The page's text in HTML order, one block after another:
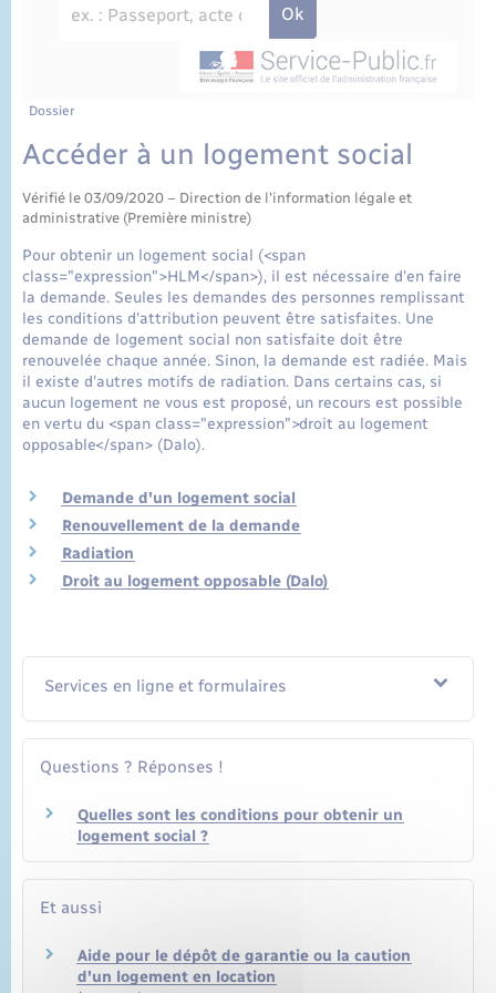
État civil
Cimetière communal
Dossier
Accéder à un logement social
Vérifié le 03/09/2020 – Direction de l'information légale et
administrative (Première ministre)
Pour obtenir un logement social (<span
class="expression">HLM</span>), il est nécessaire d'en faire
la demande. Seules les demandes des personnes remplissant
les conditions d'attribution peuvent être satisfaites. Une
demande de logement social non satisfaite doit être
renouvelée chaque année. Sinon, la demande est radiée. Mais
il existe d'autres motifs de radiation. Dans certains cas, si
aucun logement ne vous est proposé, un recours est possible
en vertu du <span class="expression">droit au logement
opposable</span> (Dalo).
Demande d'un logement social
Renouvellement de la demande
Radiation
Droit au logement opposable (Dalo)
Services en ligne et formulaires
Questions ? Réponses !
Quelles sont les conditions pour obtenir un
logement social ?
Et aussi
Aide pour le dépôt de garantie ou la caution
d'un logement en location